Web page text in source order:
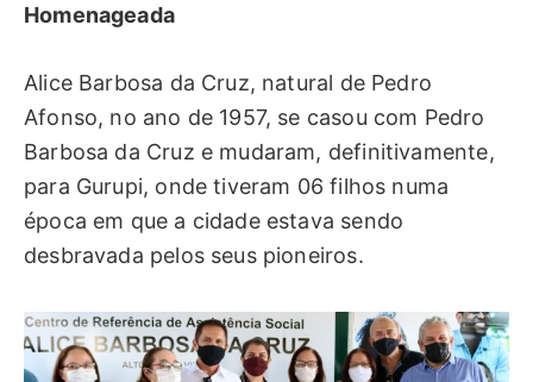
Homenageada
Alice Barbosa da Cruz, natural de Pedro
Afonso, no ano de 1957, se casou com Pedro
Barbosa da Cruz e mudaram, definitivamente,
para Gurupi, onde tiveram 06 filhos numa
época em que a cidade estava sendo
desbravada pelos seus pioneiros.